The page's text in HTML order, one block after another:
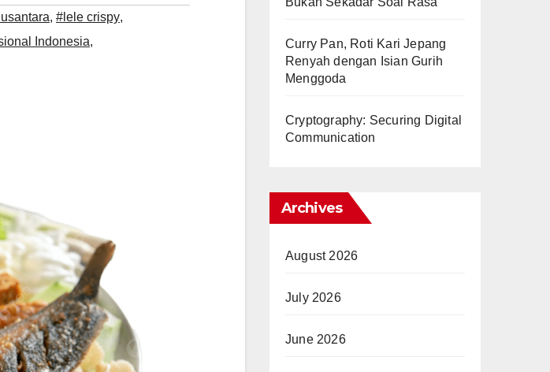
, #lele crispy,
Indonesia,
Curry Pan, Roti Kari Jepang
Renyah dengan Isian Gurih
Menggoda
Cryptography: Securing Digital
Communication
Archives
August 2026
July 2026
June 2026